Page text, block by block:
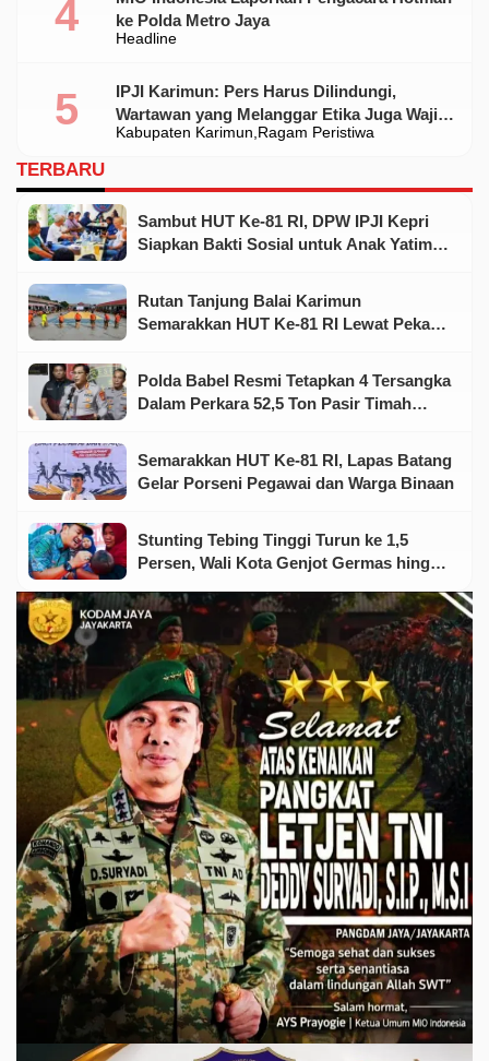
Headline
ke Polda Metro Jaya
Kabupaten Karimun Ragam Peristiwa
IPJI Karimun: Pers Harus Dilindungi,
Wartawan yang Melanggar Etika Juga Wajib
Dikoreksi
TERBARU
Sambut HUT Ke-81 RI, DPW IPJI Kepri
Siapkan Bakti Sosial untuk Anak Yatim
Rutan Tanjung Balai Karimun
Semarakkan HUT Ke-81 RI Lewat Pekan
Polda Babel Resmi Tetapkan 4 Tersangka
Dalam Perkara 52,5 Ton Pasir Timah
Semarakkan HUT Ke-81 RI, Lapas Batang
Gelar Porseni Pegawai dan Warga Binaan
Stunting Tebing Tinggi Turun ke 1,5
Persen, Wali Kota Genjot Germas hingga